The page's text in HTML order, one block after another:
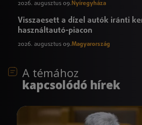
2026. augusztus 09. Nyíregyháza
Visszaesett a dízel autók iránti
használtautó-piacon
2026. augusztus 09.Magyarország
A témához
kapcsolódó hírek